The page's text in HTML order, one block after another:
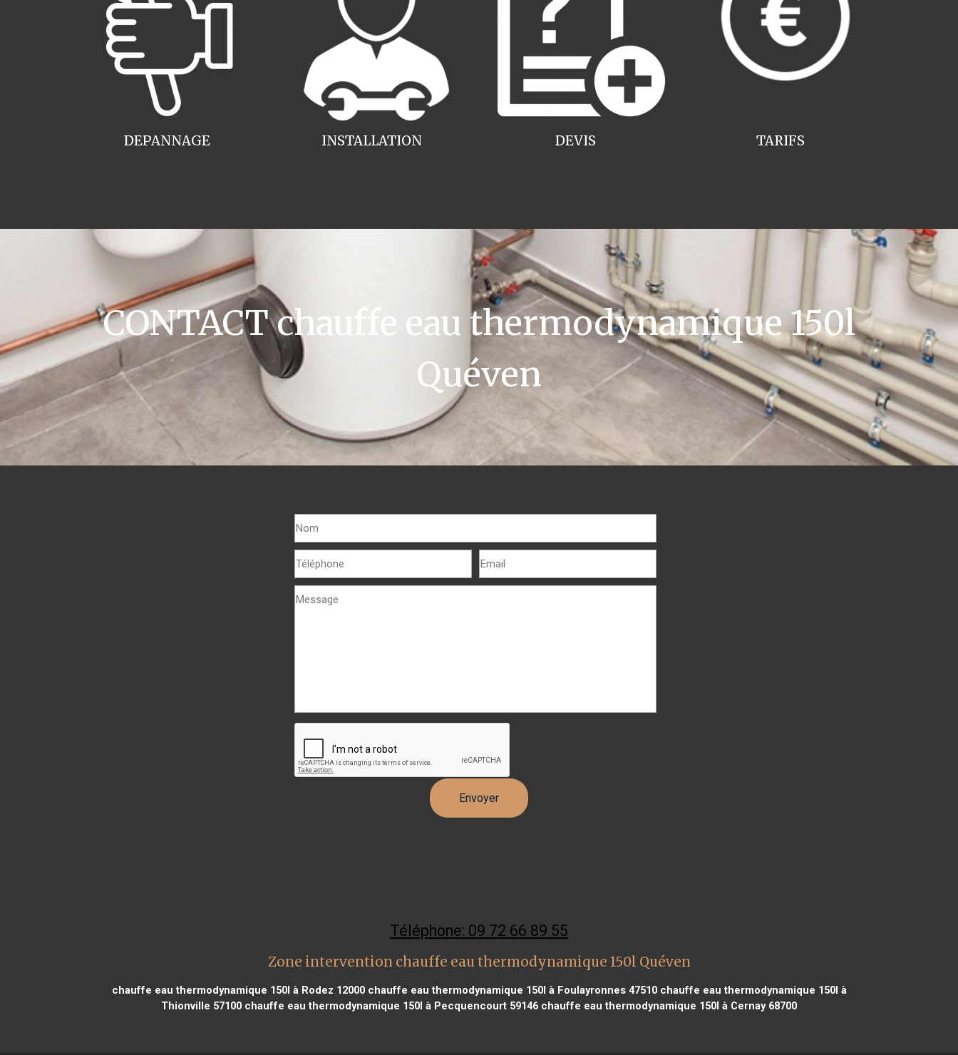
INSTALLATION
DEPANNAGE TARIFS
DEVIS
CONTACT chauffe eau thermodynamique 150l
Quéven
Téléphone: 09 72 66 89 55
Zone intervention chauffe eau thermodynamique 150l Quéven
chauffe eau thermodynamique 150l à Rodez 12000chauffe eau thermodynamique 150l à Foulayronnes 47510chauffe eau thermodynamique 150l à
Thionville 57100 chauffe eau thermodynamique 150l à Pecquencourt 59146 chauffe eau thermodynamique 150l à Cernay 68700